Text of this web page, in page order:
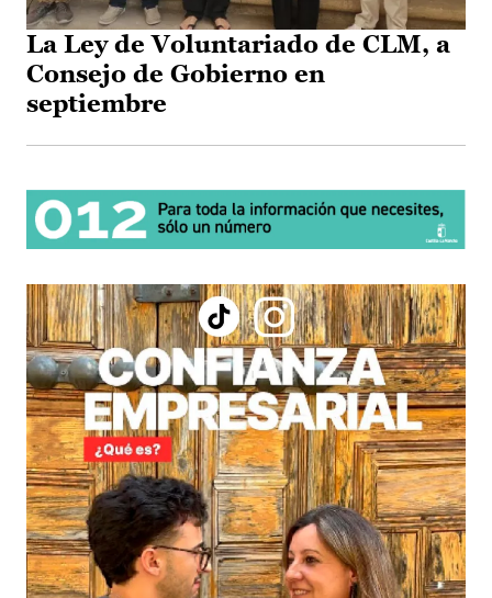
La Ley de Voluntariado de CLM, a
Consejo de Gobierno en
septiembre